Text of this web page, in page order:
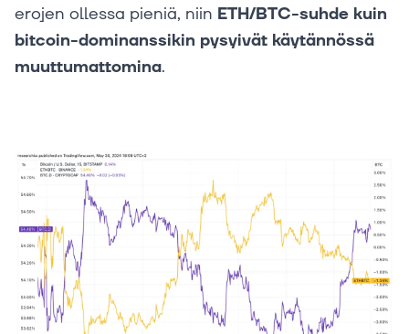
erojen ollessa pieniä, niin ETH/BTC-suhde kuin
bitcoin-dominanssikin pysyivät käytännössä
muuttumattomina.